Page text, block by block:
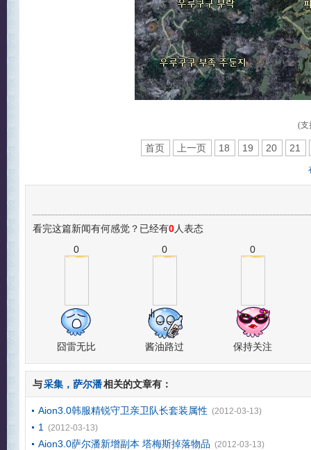
(
首页 上一页 18 19 20 21
看完这篇新闻有何感觉？已经有0人表态
0
囧雷无比
0
酱油路过
0
保持关注
与采集，萨尔潘相关的文章有：
Aion3.0韩服精锐守卫亲卫队长套装属性 (2012-03-13)
1 (2012-03-13)
Aion3.0萨尔潘新增副本 塔梅斯掉落物品 (2012-03-13)